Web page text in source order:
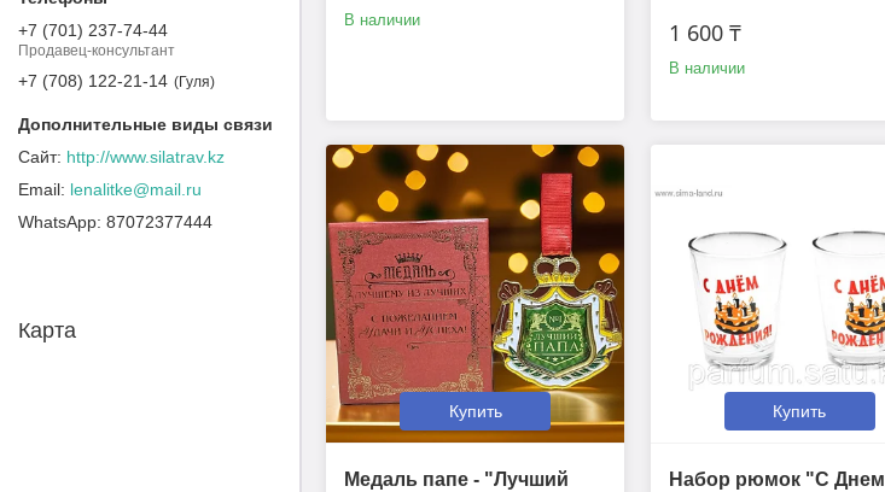
В наличии 1 600 ₸
В наличии
Купить
Медаль папе - "Лучший
Купить
Набор рюмок "С Днем
+7 (701) 237-74-44
Продавец-консультант
+7 (708) 122-21-14 Гуля
http://www.silatrav.kz
lenalitke@mail.ru
87072377444
Карта